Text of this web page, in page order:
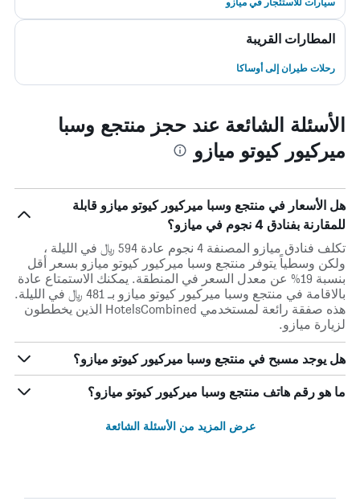
المطارات القريبة
رحلات طيران إلى أوساكا
الأسئلة الشائعة عند حجز منتجع وسبا
ميركيور كيوتو ميازو
هل الأسعار في منتجع وسبا ميركيور كيوتو ميازو قابلة
للمقارنة بفنادق 4 نجوم في ميازو؟
تكلف فنادق ميازو المصنفة 4 نجوم عادة 594 ﷼ في الليلة ،
ولكن وسطياً يتوفر منتجع وسبا ميركيور كيوتو ميازو بسعر أقل
بنسبة 19% عن معدل السعر في المنطقة. يمكنك الاستمتاع عادة
بالاقامة في منتجع وسبا ميركيور كيوتو ميازو بـ 481 ﷼ في الليلة.
هذه صفقة رائعة لمستخدمي HotelsCombined الذين يخططون
لزيارة ميازو.
هل يوجد مسبح في منتجع وسبا ميركيور كيوتو ميازو؟
ما هو رقم هاتف منتجع وسبا ميركيور كيوتو ميازو؟
عرض المزيد من الأسئلة الشائعة